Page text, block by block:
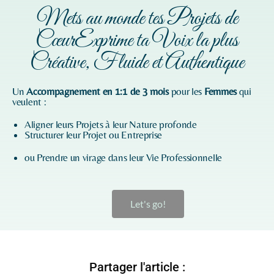
Mets au monde tes Projets de
CœurExprime ta Voix la plus
Créative, Fluide et Authentique
UnAccompagnement en 1:1 de 3 moispour les Femmesqui
veulent :
Aligner leurs Projets à leur Nature profonde
Structurer leur Projet ou Entreprise
ou Prendre un virage dans leur Vie Professionnelle
Let's go!
Partager l'article :